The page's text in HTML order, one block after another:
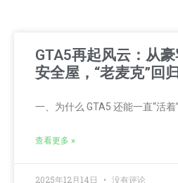
GTA5再起风云：从豪
安全屋，“老麦克”回
一、为什么 GTA5 还能一直“活着
查看更多 »
2025年12月14日 没有评论